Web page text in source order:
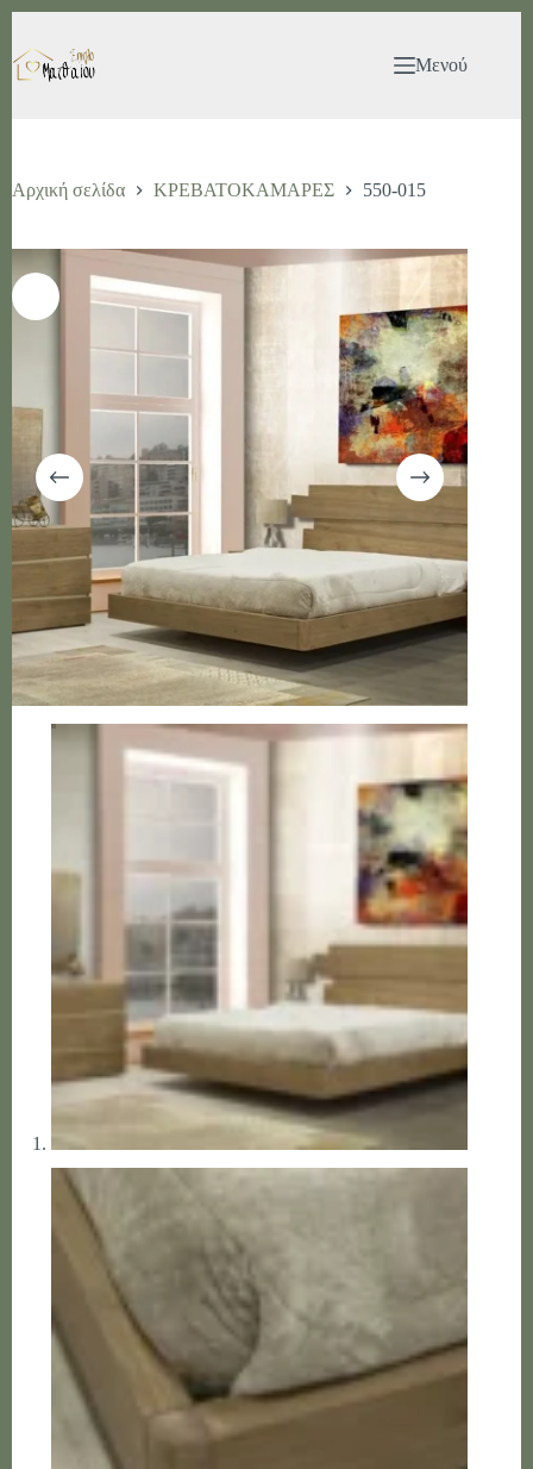
περιεχόμενο
Μενού
Αρχική σελίδα ΚΡΕΒΑΤΟΚΑΜΑΡΕΣ 550-015